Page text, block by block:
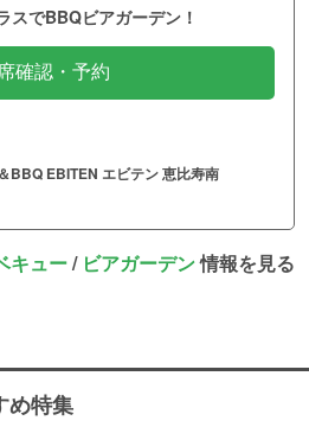
スでBBQビアガーデン！
確認・予約
BBQ EBITEN エビテン 恵比寿南
キュー/ ビアガーデン情報を見る
め特集